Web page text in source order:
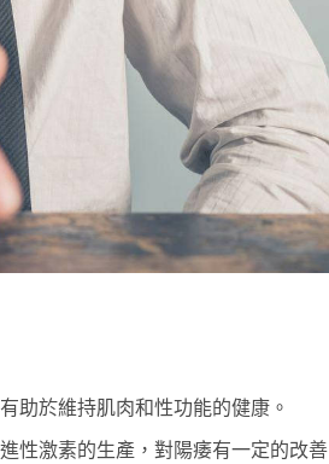
助於維持肌肉和性功能的健康。
性激素的生產，對陽痿有一定的改善